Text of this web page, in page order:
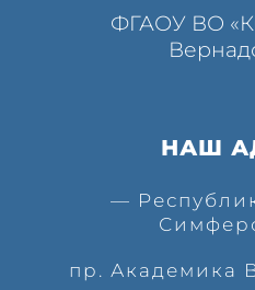
ФГАОУ ВО
НАШ
—
пр. Академика